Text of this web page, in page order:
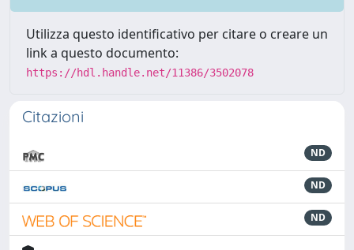
Utilizza questo identificativo per citare o creare un
link a questo documento:
https://hdl.handle.net/11386/3502078
Citazioni
ND
ND
ND